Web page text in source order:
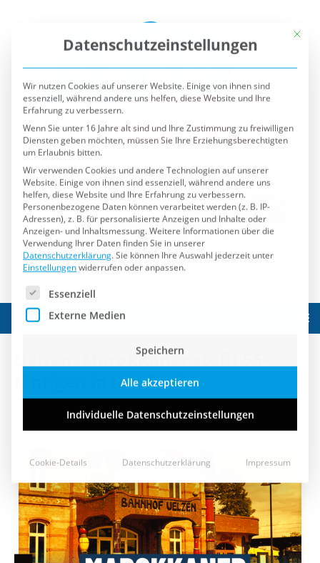
Uelzen: Marokkaner stößt 55-
Jährigen in den Tod!
15. Juli 2024
Datenschutzeinstellungen
essenziell, während andere uns helfen, diese Website und Ihre
Erfahrung zu verbessern.
Wenn Sie unter 16 Jahre alt sind und Ihre Zustimmung zu freiwilligen
Diensten geben möchten, müssen Sie Ihre Erziehungsberechtigten
um Erlaubnis bitten.
Wir verwenden Cookies und andere Technologien auf unserer
Website. Einige von ihnen sind essenziell, während andere uns
helfen, diese Website und Ihre Erfahrung zu verbessern.
Personenbezogene Daten können verarbeitet werden (z. B. IP-
Adressen), z. B. für personalisierte Anzeigen und Inhalte oder
Anzeigen- und Inhaltsmessung.Weitere Informationen über die
Verwendung Ihrer Daten finden Sie in unserer
Datenschutzerklärung. Sie können Ihre Auswahl jederzeit unter
Einstellungenwiderrufen oder anpassen.